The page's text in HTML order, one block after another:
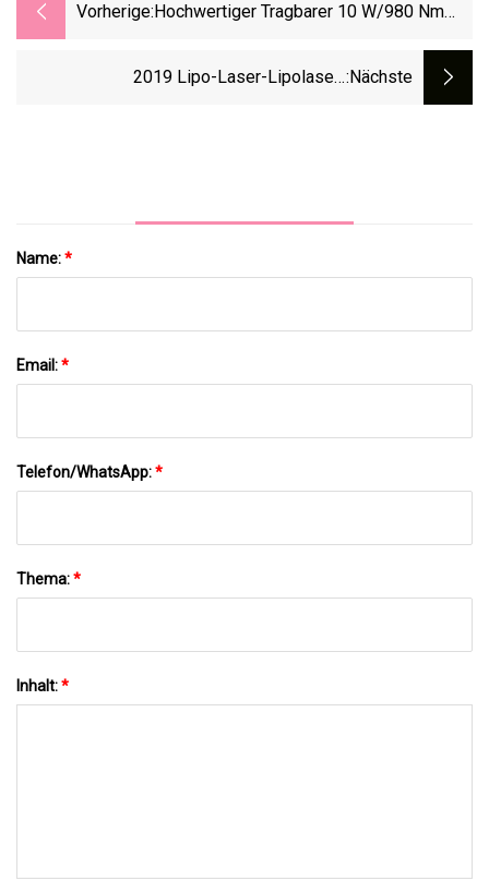
Vorherige: Hochwertiger Tragbarer 10 W/980 Nm
2019 Lipo-Laser-Lipolaser-:nächste
Name:*
Email:*
Telefon/WhatsApp:*
Thema:*
Inhalt:*